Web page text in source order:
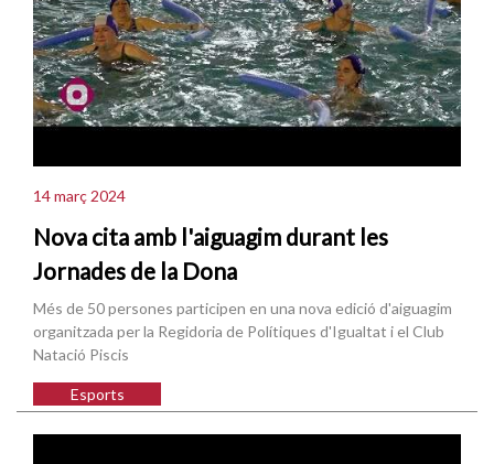
14 març 2024
Nova cita amb l'aiguagim durant les
Jornades de la Dona
Més de 50 persones participen en una nova edició d'aiguagim
organitzada per la Regidoria de Polítiques d'Igualtat i el Club
Natació Piscis
Esports